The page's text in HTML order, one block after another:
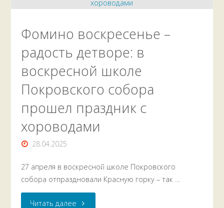
«Глаголь»,
посвященный
образования
школы
Фомино воскресенье –
радость детворе: в
воскресной школе
Покровского собора
прошел праздник с
хороводами
28.04.2025
27 апреля в воскресной школе Покровского
собора отпраздновали Красную горку – так …
Читать далее"Фомино